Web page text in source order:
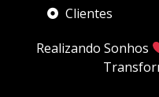
Clientes
Realizando Sonhos